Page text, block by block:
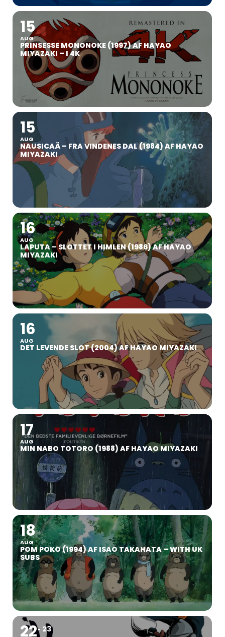
15
AUG
PRINSESSE MONONOKE (1997) AF HAYAO
MIYAZAKI – I 4K
15
AUG
NAUSICAÄ – FRA VINDENES DAL (1984) AF HAYAO
MIYAZAKI
16
AUG
LAPUTA – SLOTTET I HIMLEN (1986) AF HAYAO
MIYAZAKI
16
AUG
DET LEVENDE SLOT (2004) AF HAYAO MIYAZAKI
17
AUG
MIN NABO TOTORO (1988) AF HAYAO MIYAZAKI
18
AUG
POM POKO (1994) AF ISAO TAKAHATA – WITH UK
SUBS
22 23